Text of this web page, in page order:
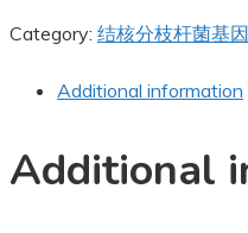
Category: 结核分枝杆菌基
Additional information
Additional